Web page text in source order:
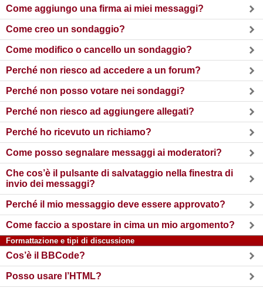
Come aggiungo una firma ai miei messaggi?
Come creo un sondaggio?
Come modifico o cancello un sondaggio?
Perché non riesco ad accedere a un forum?
Perché non posso votare nei sondaggi?
Perché non riesco ad aggiungere allegati?
Perché ho ricevuto un richiamo?
Come posso segnalare messaggi ai moderatori?
Che cos’è il pulsante di salvataggio nella finestra di
invio dei messaggi?
Perché il mio messaggio deve essere approvato?
Come faccio a spostare in cima un mio argomento?
Formattazione e tipi di discussione
Cos’è il BBCode?
Posso usare l’HTML?